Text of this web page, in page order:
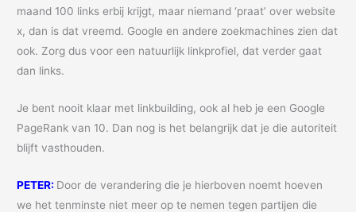
maand 100 links erbij krijgt, maar niemand ‘praat’ over website
x, dan is dat vreemd. Google en andere zoekmachines zien dat
ook. Zorg dus voor een natuurlijk linkprofiel, dat verder gaat
dan links.
Je bent nooit klaar met linkbuilding, ook al heb je een Google
PageRank van 10. Dan nog is het belangrijk dat je die autoriteit
blijft vasthouden.
PETER: Door de verandering die je hierboven noemt hoeven
we het tenminste niet meer op te nemen tegen partijen die